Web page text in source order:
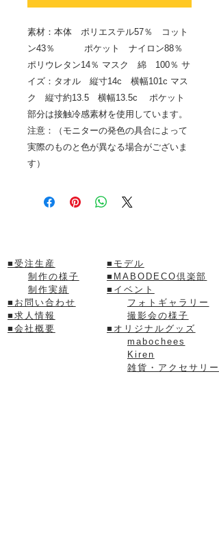
素材：本体 ポリエステル57％ コット
ン43％ ポケット ナイロン88％
ポリウレタン14％ マスク 綿 100％ サ
イズ：タオル 縦寸14c 横幅101c マス
ク 縦寸約13.5 横幅13.5c ポケット
部分は接触冷感素材を使用しています。
注意：（モニターの発色の具合によって
実際のものと色が異なる場合がございま
す）
■モデル
■ MABODECO倶楽部
■ イベント
フォトギャラリー
撮影会の様子
■ オリジナルグッズ
mabochees
Kiren
雑貨・アクセサリー
■ 受注生産
制作の様子
制作実績
■ お問い合わせ
■ 求人情報
■ 会社概要